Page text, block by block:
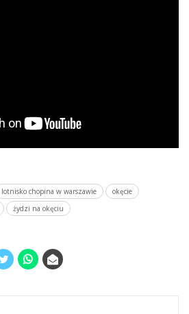
lotnisko chopina w warszawie
okęcie
żydzi na okęciu